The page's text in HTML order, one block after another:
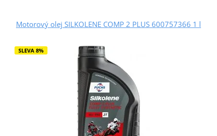
Motorový olej SILKOLENE COMP 2 PLUS 600757366 1 l
SLEVA 8%